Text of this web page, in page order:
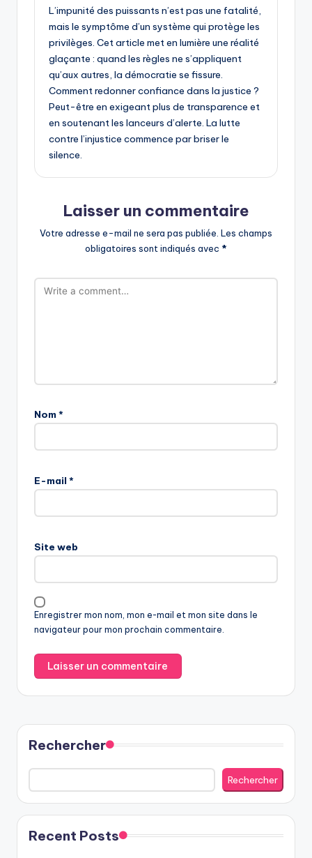
L’impunité des puissants n’est pas une fatalité,
mais le symptôme d’un système qui protège les
privilèges. Cet article met en lumière une réalité
glaçante : quand les règles ne s’appliquent
qu’aux autres, la démocratie se fissure.
Comment redonner confiance dans la justice ?
Peut-être en exigeant plus de transparence et
en soutenant les lanceurs d’alerte. La lutte
contre l’injustice commence par briser le
silence.
Laisser un commentaire
Votre adresse e-mail ne sera pas publiée. Les champs
obligatoires sont indiqués avec *
Nom *
E-mail *
Site web
Enregistrer mon nom, mon e-mail et mon site dans le
navigateur pour mon prochain commentaire.
Rechercher
Rechercher
Recent Posts